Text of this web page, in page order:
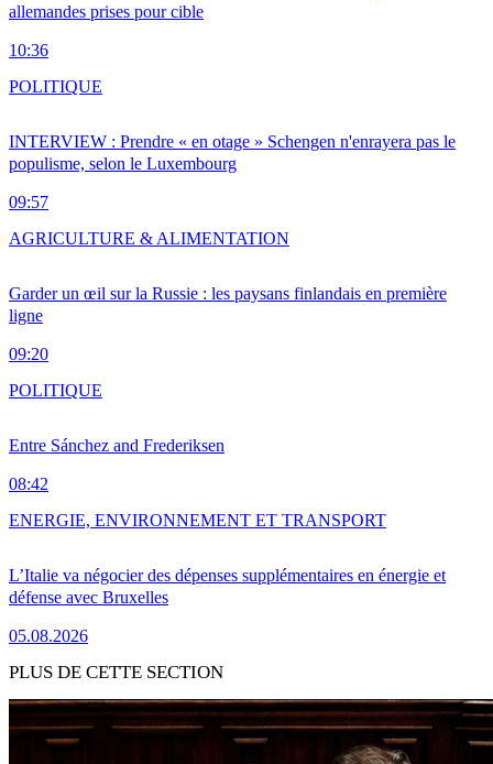
allemandes prises pour cible
10:36
INTERVIEW : Prendre « en otage » Schengen n'enrayera pas le
populisme, selon le Luxembourg
09:57
POLITIQUE
Garder un œil sur la Russie : les paysans finlandais en première
ligne
09:20
AGRICULTURE & ALIMENTATION
Entre Sánchez and Frederiksen
08:42
POLITIQUE
L’Italie va négocier des dépenses supplémentaires en énergie et
défense avec Bruxelles
05.08.2026
ENERGIE, ENVIRONNEMENT ET TRANSPORT
PLUS DE CETTE SECTION